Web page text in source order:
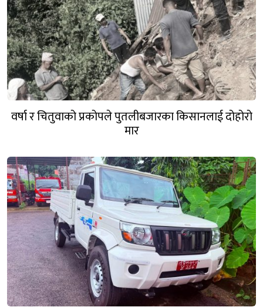
वर्षा र चितुवाको प्रकोपले पुतलीबजारका किसानलाई दोहोरो
मार